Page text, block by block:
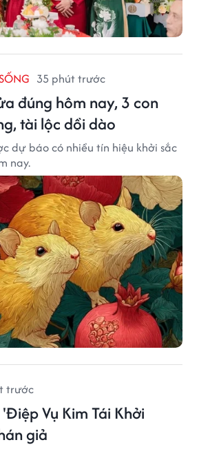
35 phút trước
đúng hôm nay, 3 con
tài lộc dồi dào
dự báo có nhiều tín hiệu khởi sắc
nay.
trước
Vụ Kim Tái Khởi
giả